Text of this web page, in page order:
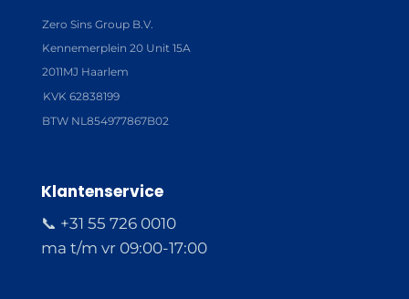
Zero Sins Group B.V.
Kennemerplein 20 Unit 15A
2011MJ Haarlem
KVK 62838199
BTW NL854977867B02
Klantenservice
📞 +31 55 726 0010
ma t/m vr 09:00-17:00